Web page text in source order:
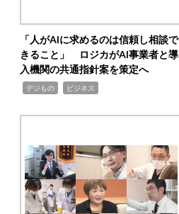
「人がAIに求めるのは信頼し相談で
きること」 ロジカがAI事業者と導
入機関の共通指針案を策定へ
デジもの ビジネス